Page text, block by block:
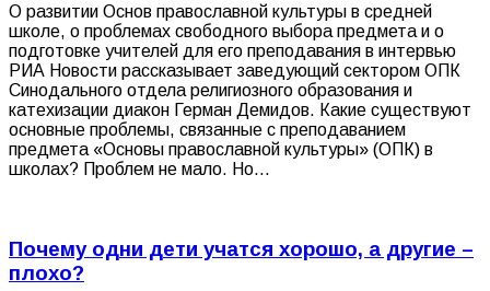
О развитии Основ православной культуры в средней
школе, о проблемах свободного выбора предмета и о
подготовке учителей для его преподавания в интервью
РИА Новости рассказывает заведующий сектором ОПК
Синодального отдела религиозного образования и
катехизации диакон Герман Демидов. Какие существуют
основные проблемы, связанные с преподаванием
предмета «Основы православной культуры» (ОПК) в
школах? Проблем не мало. Но…
Почему одни дети учатся хорошо, а другие –
плохо?